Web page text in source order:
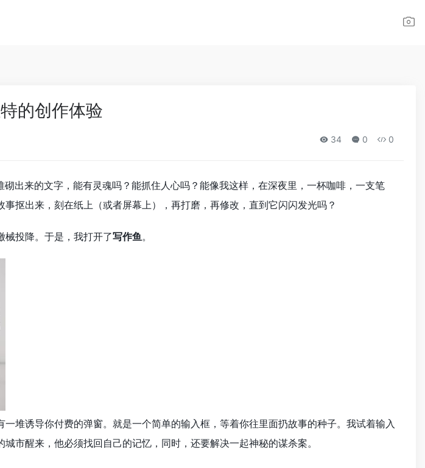
的创作体验
34 0 0
出来的文字，能有灵魂吗？能抓住人心吗？能像我这样，在深夜里，一杯咖啡，一支笔
事抠出来，刻在纸上（或者屏幕上），再打磨，再修改，直到它闪闪发光吗？
械投降。于是，我打开了写作鱼。
堆诱导你付费的弹窗。就是一个简单的输入框，等着你往里面扔故事的种子。我试着输入
市醒来，他必须找回自己的记忆，同时，还要解决一起神秘的谋杀案。